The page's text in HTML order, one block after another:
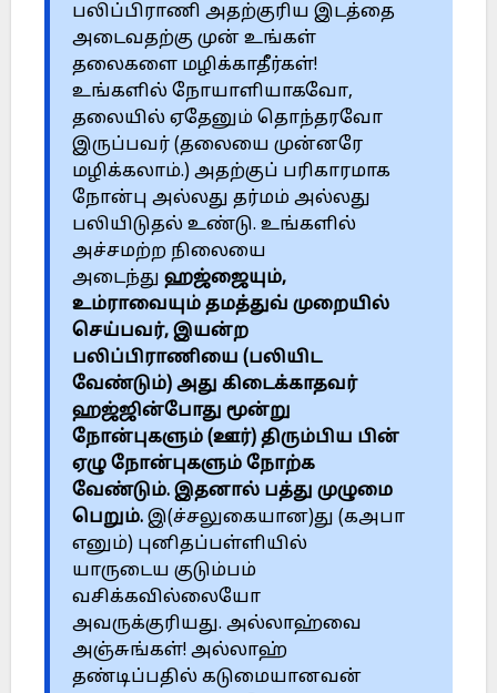
பலிப்பிராணி அதற்குரிய இடத்தை
அடைவதற்கு முன் உங்கள்
‎தலைகளை மழிக்காதீர்கள்!
உங்களில் நோயாளியாகவோ,
தலையில் ‎ஏதேனும் தொந்தரவோ
இருப்பவர் (தலையை முன்னரே
மழிக்கலாம்.) ‎அதற்குப் பரிகாரமாக
நோன்பு அல்லது தர்மம் அல்லது
பலியிடுதல் உண்டு. ‎உங்களில்
அச்சமற்ற நிலையை
அடைந்து ஹஜ்ஜையும்,
உம்ராவையும் ‎தமத்துவ் முறையில்
செய்பவர், இயன்ற
பலிப்பிராணியை (பலியிட
‎வேண்டும்) அது கிடைக்காதவர்
ஹஜ்ஜின்போது மூன்று
நோன்புகளும் ‎‎(ஊர்) திரும்பிய பின்
ஏழு நோன்புகளும் நோற்க
வேண்டும். இதனால் பத்து ‎முழுமை
பெறும். இ(ச்சலுகையான)து (கஅபா
எனும்) புனிதப்பள்ளியில்
‎யாருடைய குடும்பம்
வசிக்கவில்லையோ
அவருக்குரியது. அல்லாஹ்வை
‎அஞ்சுங்கள்! அல்லாஹ்
தண்டிப்பதில் கடுமையானவன்